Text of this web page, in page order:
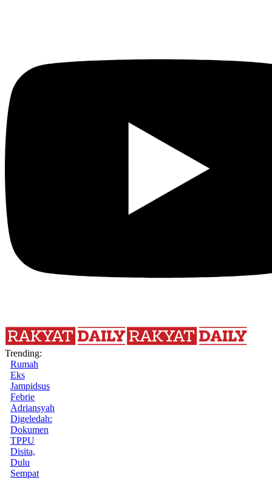
Trending:
Rumah
Eks
Jampidsus
Febrie
Adriansyah
Digeledah:
Dokumen
TPPU
Disita,
Dulu
Sempat